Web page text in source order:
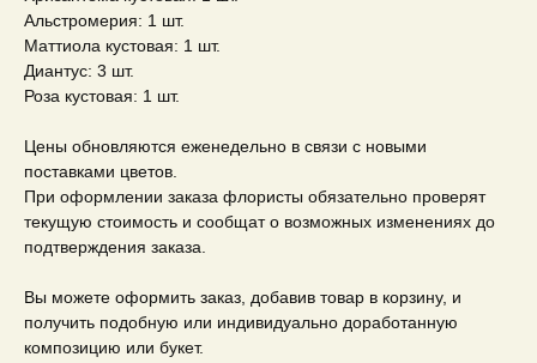
Альстромерия: 1 шт.
Маттиола кустовая: 1 шт.
Диантус: 3 шт.
Роза кустовая: 1 шт.
Цены обновляются еженедельно в связи с новыми
поставками цветов.
При оформлении заказа флористы обязательно проверят
текущую стоимость и сообщат о возможных изменениях до
подтверждения заказа.
Вы можете оформить заказ, добавив товар в корзину, и
получить подобную или индивидуально доработанную
композицию или букет.